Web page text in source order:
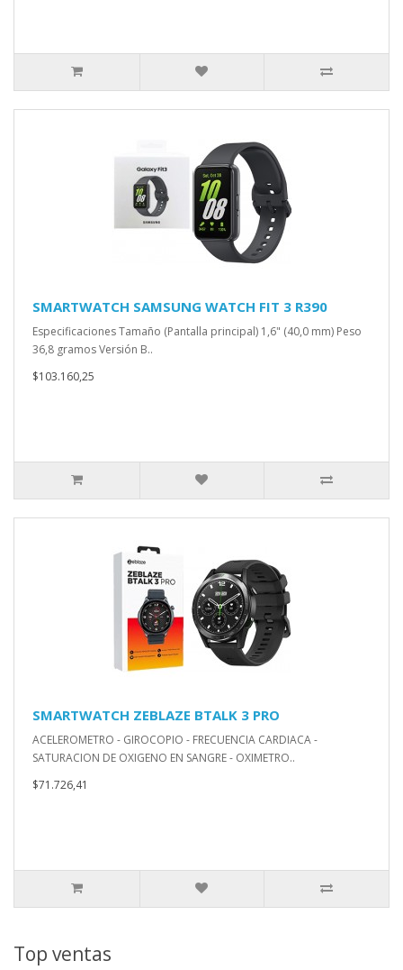
SMARTWATCH SAMSUNG WATCH FIT 3 R390
Especificaciones Tamaño (Pantalla principal) 1,6" (40,0 mm) Peso
36,8 gramos Versión B..
$103.160,25
SMARTWATCH ZEBLAZE BTALK 3 PRO
ACELEROMETRO - GIROCOPIO - FRECUENCIA CARDIACA -
SATURACION DE OXIGENO EN SANGRE - OXIMETRO..
$71.726,41
Top ventas